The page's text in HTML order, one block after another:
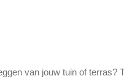
van jouw tuin of